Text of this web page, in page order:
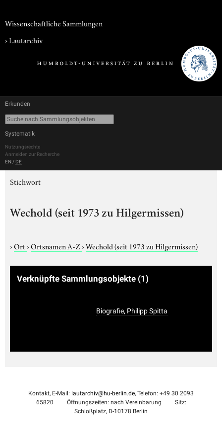
Wissenschaftliche Sammlungen
›Lautarchiv
Erkunden
Systematik
Nutzungsrechte
Anmelden zur Recherche
EN / DE
Stichwort
Wechold (seit 1973 zu Hilgermissen)
›Ort›Ortsnamen A-Z›Wechold (seit 1973 zu Hilgermissen)
Verknüpfte Sammlungsobjekte (1)
Biografie, Philipp Spitta
Kontakt, E-Mail: lautarchiv@hu-berlin.de, Telefon: +49 30 2093
65820
Öffnungszeiten: nach Vereinbarung
Sitz:
Schloßplatz, D-10178 Berlin